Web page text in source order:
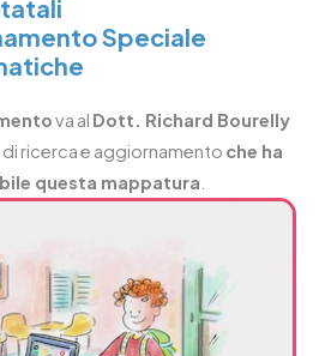
Speciale
va al Dott. Richard Bourelly
ricerca e aggiornamento che ha
questa mappatura